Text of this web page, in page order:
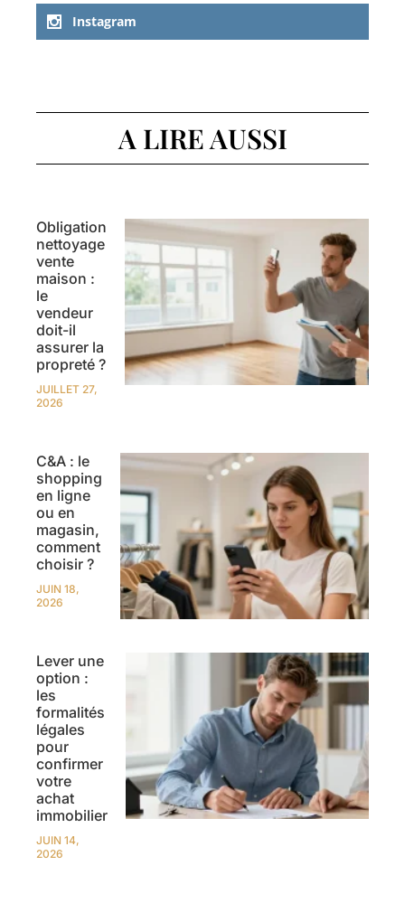
Instagram
A LIRE AUSSI
Obligation
nettoyage
vente
maison :
le
vendeur
doit-il
assurer la
propreté ?
JUILLET 27,
2026
C&A : le
shopping
en ligne
ou en
magasin,
comment
choisir ?
JUIN 18,
2026
Lever une
option :
les
formalités
légales
pour
confirmer
votre
achat
immobilier
JUIN 14,
2026